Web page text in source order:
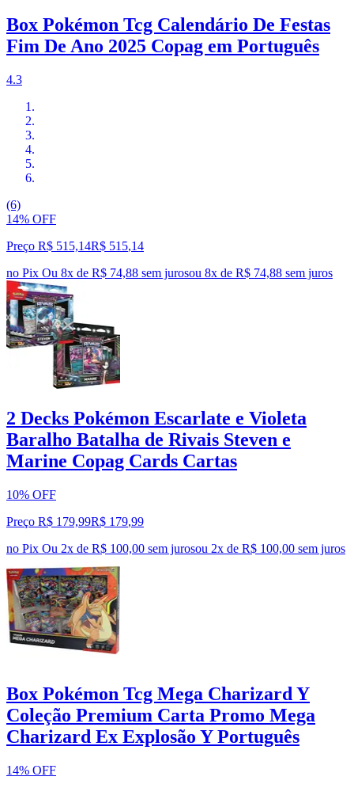
Box Pokémon Tcg Calendário De Festas
Fim De Ano 2025 Copag em Português
4.3
(6)
14% OFF
Preço R$ 515,14R$ 515,14
no Pix Ou 8x de R$ 74,88 sem jurosou 8x de R$ 74,88 sem juros
2 Decks Pokémon Escarlate e Violeta
Baralho Batalha de Rivais Steven e
Marine Copag Cards Cartas
10% OFF
Preço R$ 179,99R$ 179,99
no Pix Ou 2x de R$ 100,00 sem jurosou 2x de R$ 100,00 sem juros
Box Pokémon Tcg Mega Charizard Y
Coleção Premium Carta Promo Mega
Charizard Ex Explosão Y Português
14% OFF